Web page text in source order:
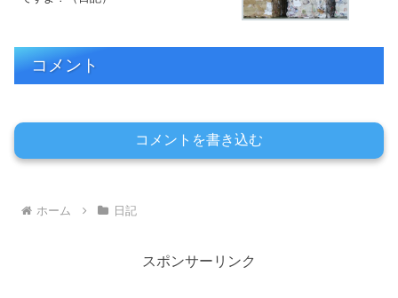
コメント
コメントを書き込む
ホーム 日記
スポンサーリンク